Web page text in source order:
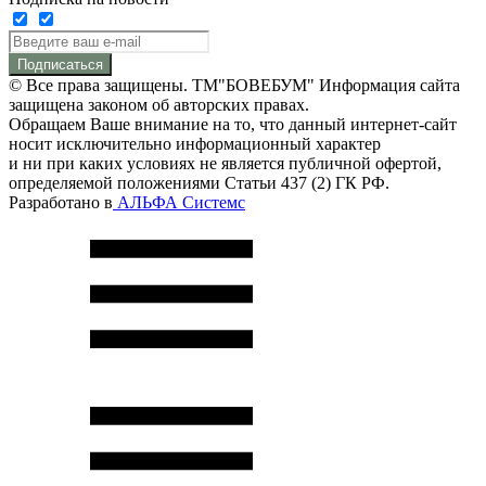
Подписаться
© Все права защищены. ТМ"БОВЕБУМ" Информация сайта
защищена законом об авторских правах.
Обращаем Ваше внимание на то, что данный интернет-сайт
носит исключительно информационный характер
и ни при каких условиях не является публичной офертой,
определяемой положениями Статьи 437 (2) ГК РФ.
Разработано в АЛЬФА Системс